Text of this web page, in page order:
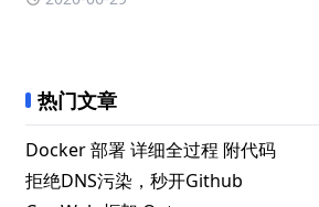
热门文章
Docker 部署 详细全过程 附代码
拒绝DNS污染，秒开Github